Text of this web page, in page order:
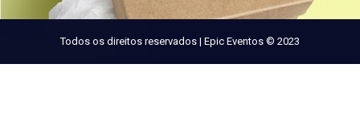
Todos os direitos reservados | Epic Eventos © 2023